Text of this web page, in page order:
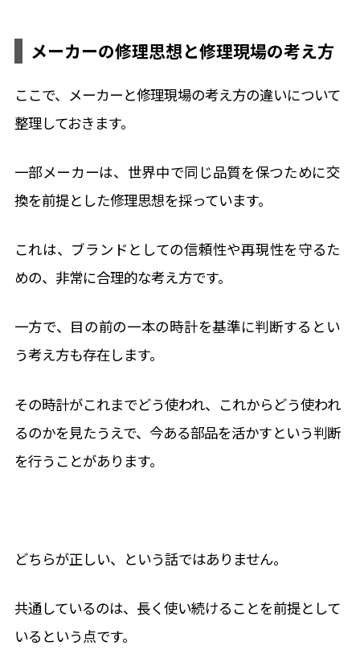
メーカーの修理思想と修理現場の考え方
ここで、 メーカーと修理現場の考え方の違いについて
整理しておきます。
一部メーカーは、 世界中で同じ品質を保つために交
換を前提とした修理思想を採っています。
これは、ブランドとしての信頼性や再現性を守るた
めの、 非常に合理的な考え方です。
一方で、 目の前の一本の時計を基準に判断するとい
う考え方も存在します。
その時計がこれまでどう使われ、 これからどう使われ
るのかを見たうえで、 今ある部品を活かすという判断
を行うことがあります。
どちらが正しい、という話ではありません。
共通しているのは、 長く使い続けることを前提として
いるという点です。